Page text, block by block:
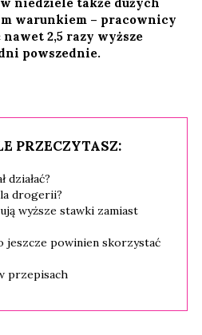
niedziele także dużych
warunkiem – pracownicy
2,5 razy wyższe
powszednie.
PRZECZYTASZ:
działać?
drogerii?
wyższe stawki zamiast
jeszcze powinien skorzystać
przepisach